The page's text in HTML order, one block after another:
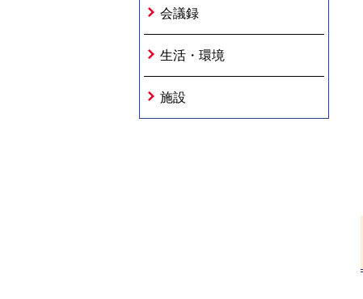
会議録
生活・環境
施設